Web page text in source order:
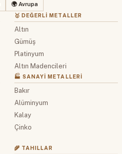
🌍 Avrupa
🥇 DEĞERLI METALLER
Altın
Gümüş
Platinyum
Altın Madencileri
🏭 SANAYI METALLERI
Bakır
Alüminyum
Kalay
Çinko
🌾 TAHILLAR